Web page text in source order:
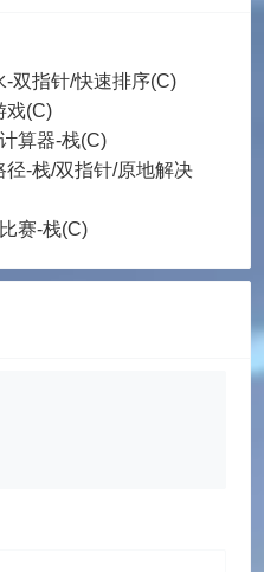
-双指针/快速排序(C)
戏(C)
算器-栈(C)
径-栈/双指针/原地解决
赛-栈(C)